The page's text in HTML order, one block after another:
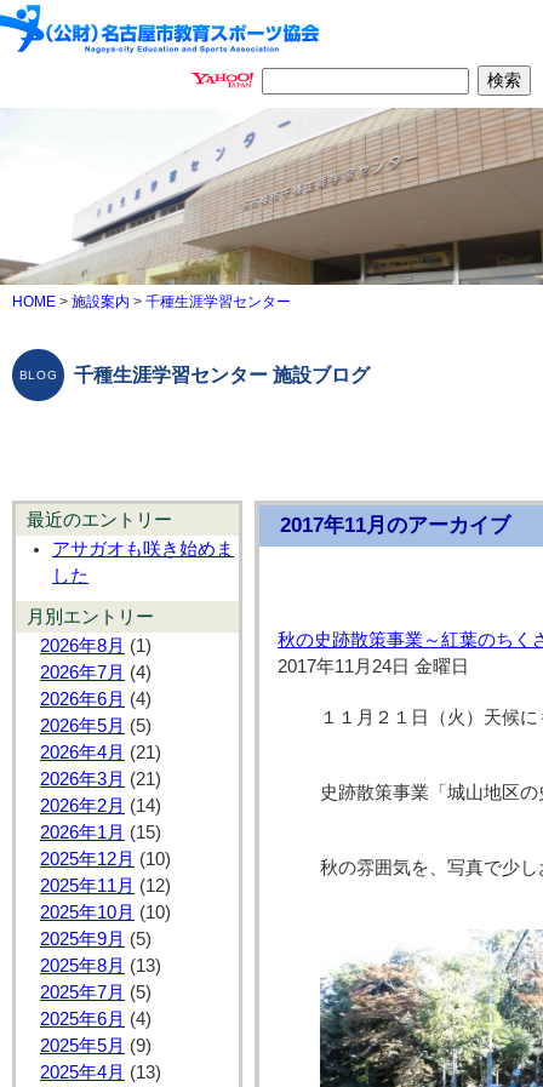
HOME > 施設案内 > 千種生涯学習センター
千種生涯学習センター 施設ブログ
最近のエントリー
アサガオも咲き始めま
した
月別エントリー
2026年8月 (1)
2026年7月 (4)
2026年6月 (4)
2026年5月 (5)
2026年4月 (21)
2026年3月 (21)
2026年2月 (14)
2026年1月 (15)
2025年12月 (10)
2025年11月 (12)
2025年10月 (10)
2025年9月 (5)
2025年8月 (13)
2025年7月 (5)
2025年6月 (4)
2025年5月 (9)
2025年4月 (13)
2017年11月のアーカイブ
秋の史跡散策事業～紅葉のちく
2017年11月24日 金曜日
１１月２１日（火）天候
史跡散策事業「城山地区
秋の雰囲気を、写真で少